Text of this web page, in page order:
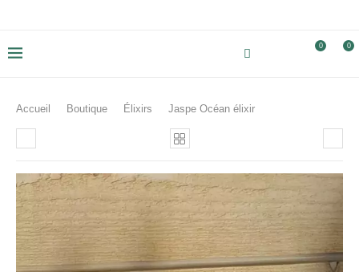
0 0
Accueil Boutique Élixirs Jaspe Océan élixir